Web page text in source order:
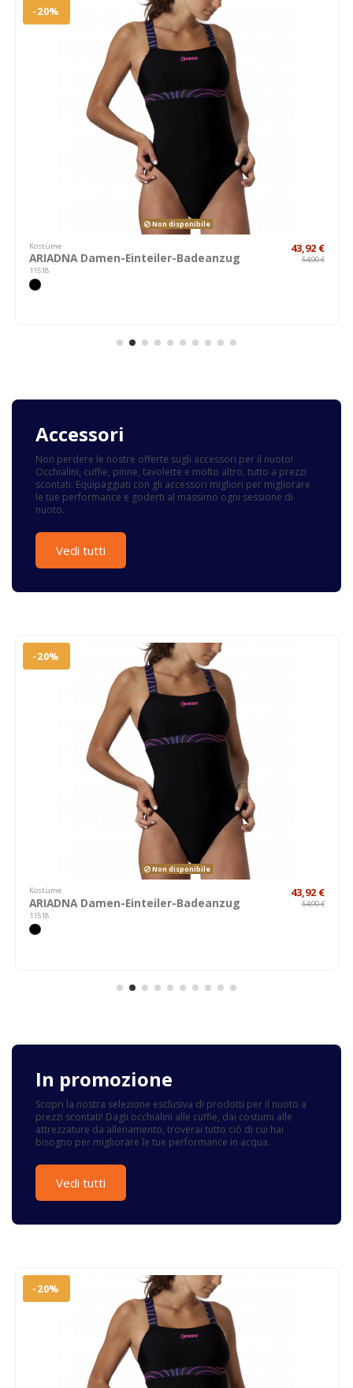
-20%
Non disponibile
Kostüme
ARIADNA Damen-Einteiler-Badeanzug
11518
43,92 €
54,90 €
Accessori
Non perdere le nostre offerte sugli accessori per il nuoto!
Occhialini, cuffie, pinne, tavolette e molto altro, tutto a prezzi
scontati. Equipaggiati con gli accessori migliori per migliorare
le tue performance e goderti al massimo ogni sessione di
nuoto.
Vedi tutti
-20%
Non disponibile
Kostüme
ARIADNA Damen-Einteiler-Badeanzug
11518
43,92 €
54,90 €
In promozione
Scopri la nostra selezione esclusiva di prodotti per il nuoto a
prezzi scontati! Dagli occhialini alle cuffie, dai costumi alle
attrezzature da allenamento, troverai tutto ciò di cui hai
bisogno per migliorare le tue performance in acqua.
Vedi tutti
-20%